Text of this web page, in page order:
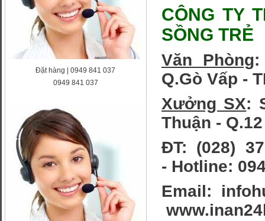
Đặt hàng | 0949 841 037
0949 841 037
CÔNG TY
SỒNG TRẺ
Văn Phòng:
Q.Gò Vấp -
Xưởng SX:
Thuận -
ĐT: (028)
- Hotline:
Email: